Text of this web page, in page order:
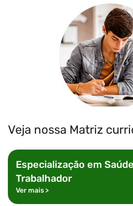
Veja nossa Matriz
Especialização em
Trabalhador
Ver mais>